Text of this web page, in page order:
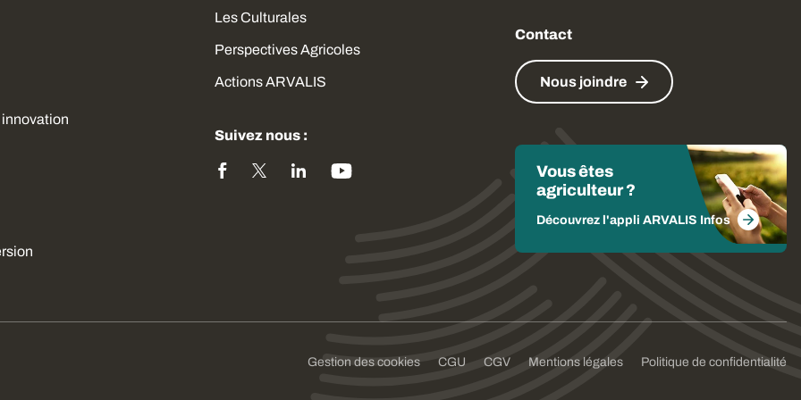
paramètres de confidentialité, en garantissant la conformité avec les réglementations. Personnalisez vos
Les Culturales
Perspectives Agricoles
Actions ARVALIS
Suivez nous :
Contact
Nous joindre
Vous êtes
agriculteur ?
Découvrez l'appli ARVALIS Infos
Gestion des cookies CGU CGV Mentions légales Politique de confidentialité